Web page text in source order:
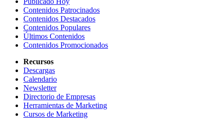
Contenidos Patrocinados
Contenidos Destacados
Contenidos Populares
Últimos Contenidos
Contenidos Promocionados
Recursos
Descargas
Calendario
Newsletter
Directorio de Empresas
Herramientas de Marketing
Cursos de Marketing